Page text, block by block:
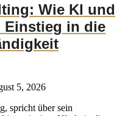
Wie KI und
Einstieg in die
5, 2026
spricht über sein